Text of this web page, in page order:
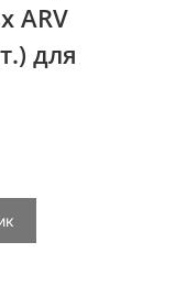
ARV
для